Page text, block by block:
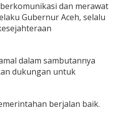
dan merawat
Gubernur Aceh, selalu
dalam sambutannya
dukungan untuk
berjalan baik.